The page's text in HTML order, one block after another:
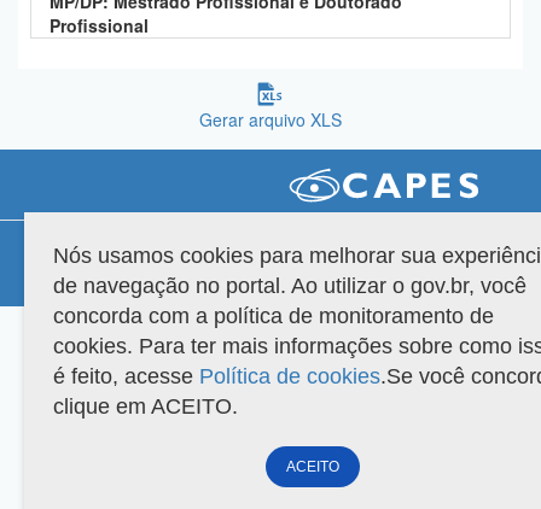
Profissional
Gerar arquivo XLS
Versão do sistema: 3.88.9 Copyright 2022 Capes. Todos os direitos reservados.
Nós usamos cookies para melhorar sua
de navegação no portal. Ao utilizar o gov.br, você
concorda com a política de monitoramento de
cookies. Para ter mais informações sobre como
é feito, acesse Política de cookies.Se você
clique em ACEITO.
ACEITO